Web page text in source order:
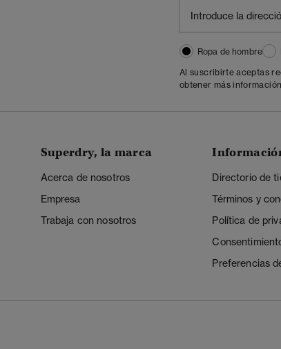
Ropa de hombre
Al suscribirte aceptas
obtener más
Superdry, la marca
Acerca de nosotros
Empresa
Trabaja con nosotros
Directorio de
Términos y
Política de
Preferencias